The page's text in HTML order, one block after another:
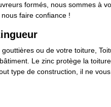
formés, nous sommes à
faire confiance !
ou de votre toiture,
Le zinc protège la
type de construction, il ne